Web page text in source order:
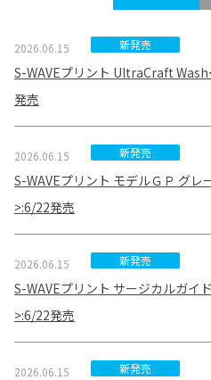
2026.06.15 新発売
S-WAVEプリント UltraCraft
発売
2026.06.15 新発売
S-WAVEプリント モデルＧＰ グレ
>:6/22発売
2026.06.15 新発売
S-WAVEプリント サージカルガイ
>:6/22発売
2026.06.15 新発売